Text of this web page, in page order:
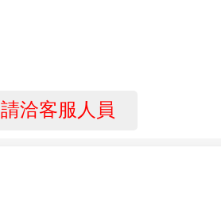
請洽客服人員